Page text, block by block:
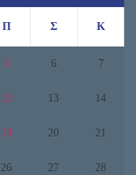
Π Σ Κ
5 6 7
12 13 14
19 20 21
26 27 28